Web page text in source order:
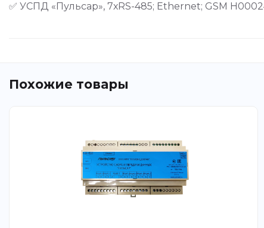
✅ УСПД «Пульсар», 7хRS-485; Ethernet; GSM
Похожие товары